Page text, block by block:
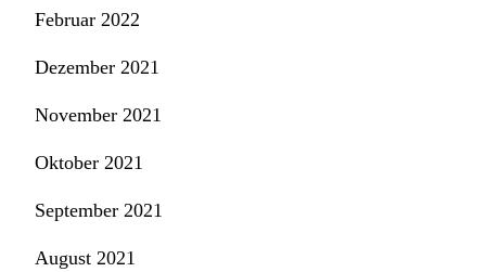
Februar 2022
Dezember 2021
November 2021
Oktober 2021
September 2021
August 2021